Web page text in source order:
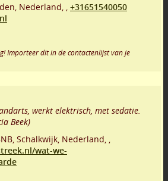
Nederland,
+31651540050
Importeer dit in de contactenlijst van je
werkt elektrisch, met sedatie.
Beek)
Schalkwijk Nederland,
wat-we-